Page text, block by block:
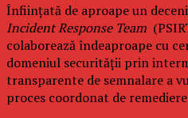
Înființată de aproape un
Incident Response Team
colaborează îndeaproape cu
domeniul securității prin
transparente de semnalare a
proces coordonat de